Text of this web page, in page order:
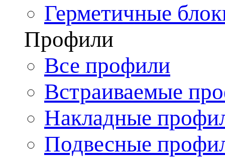
Герметичные
Профили
Все профили
Встраиваемые
Накладные
Подвесные